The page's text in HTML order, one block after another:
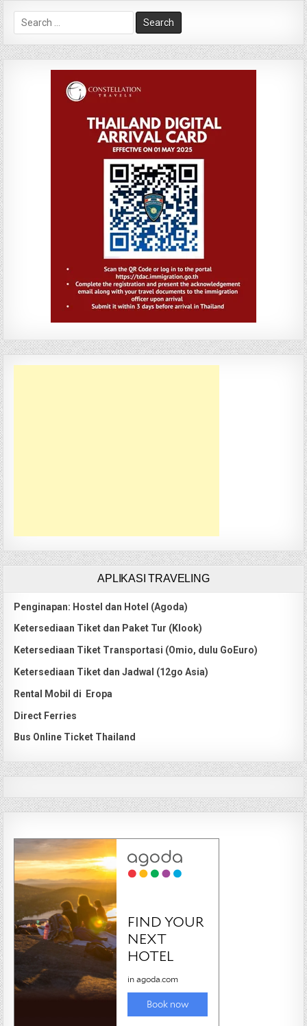
Search
for:
APLIKASI TRAVELING
Penginapan: Hostel dan Hotel (Agoda)
Ketersediaan Tiket dan Paket Tur (Klook)
Ketersediaan Tiket Transportasi (Omio, dulu GoEuro)
Ketersediaan Tiket dan Jadwal (12go Asia)
Rental Mobil di Eropa
Direct Ferries
Bus Online Ticket Thailand